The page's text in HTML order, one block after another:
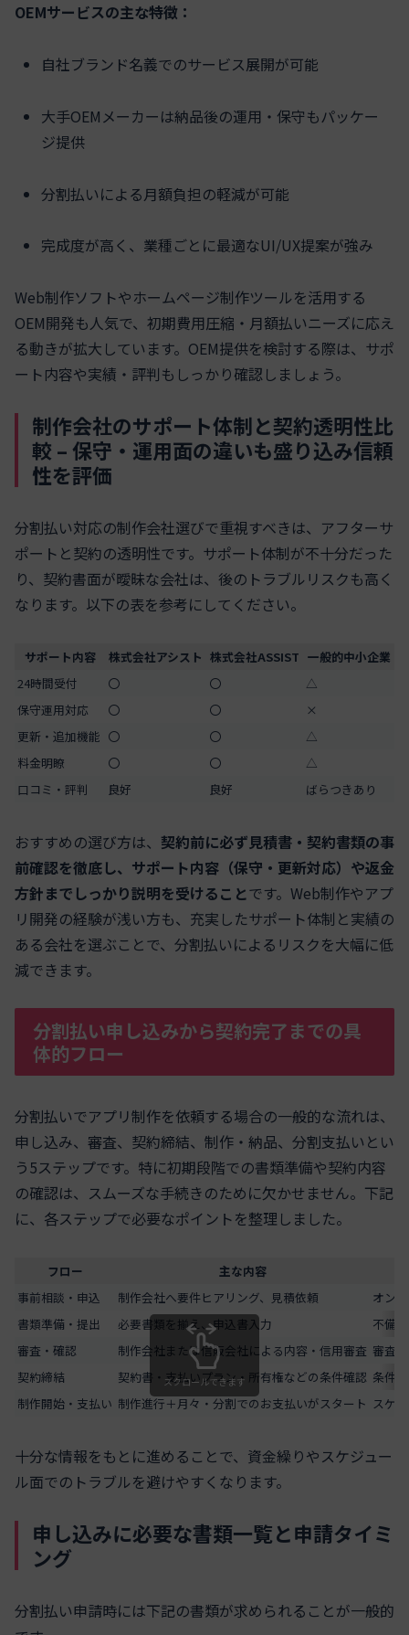
OEMサービスの主な特徴：
自社ブランド名義でのサービス展開が可能
大手OEMメーカーは納品後の運用・保守もパッケー
ジ提供
分割払いによる月額負担の軽減が可能
完成度が高く、業種ごとに最適なUI/UX提案が強み
Web制作ソフトやホームページ制作ツールを活用する
OEM開発も人気で、初期費用圧縮・月額払いニーズに応え
る動きが拡大しています。OEM提供を検討する際は、サポ
ート内容や実績・評判もしっかり確認しましょう。
制作会社のサポート体制と契約透明性比
較 – 保守・運用面の違いも盛り込み信頼
性を評価
分割払い対応の制作会社選びで重視すべきは、アフターサ
ポートと契約の透明性です。サポート体制が不十分だった
り、契約書面が曖昧な会社は、後のトラブルリスクも高く
なります。以下の表を参考にしてください。
サポート内容 株式会社アシスト 株式会社ASSIST 一般的中小企業
24時間受付
〇 〇
△
保守運用対応
〇 〇
×
更新・追加機能 〇 〇
△
料金明瞭
〇 〇
△
口コミ・評判
良好 良好 ばらつきあり
おすすめの選び方は、 契約前に必ず見積書・契約書類の事
前確認を徹底し、サポート内容（保守・更新対応）や返金
方針までしっかり説明を受けることです。Web制作やアプ
リ開発の経験が浅い方も、充実したサポート体制と実績の
ある会社を選ぶことで、分割払いによるリスクを大幅に低
減できます。
分割払い申し込みから契約完了までの具
体的フロー
分割払いでアプリ制作を依頼する場合の一般的な流れは、
申し込み、審査、契約締結、制作・納品、分割支払いとい
う5ステップです。特に初期段階での書類準備や契約内容
の確認は、スムーズな手続きのために欠かせません。下記
に、各ステップで必要なポイントを整理しました。
フロー
主な内容
事前相談・申込
制作会社へ要件ヒアリング、見積依頼
オン
書類準備・提出
必要書類を揃え、申込書入力
不備
審査・確認
制作会社または信販会社による内容・信用審査 審査
契約締結
契約書・支払いプラン・所有権などの条件確認 条件
制作開始・支払い 制作進行＋月々・分割でのお支払いがスタート スケ
スクロールできます
十分な情報をもとに進めることで、資金繰りやスケジュー
ル面でのトラブルを避けやすくなります。
申し込みに必要な書類一覧と申請タイミ
ング
分割払い申請時には下記の書類が求められることが一般的